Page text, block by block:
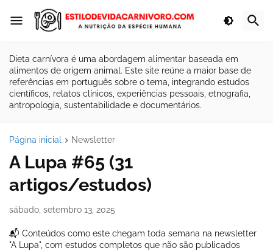
Dieta carnívora é uma abordagem alimentar baseada em
alimentos de origem animal. Este site reúne a maior base de
referências em português sobre o tema, integrando estudos
científicos, relatos clínicos, experiências pessoais, etnografia,
antropologia, sustentabilidade e documentários.
Página inicial Newsletter
A Lupa #65 (31
artigos/estudos)
sábado, setembro 13, 2025
📬 Conteúdos como este chegam toda semana na newsletter
"A Lupa", com estudos completos que não são publicados